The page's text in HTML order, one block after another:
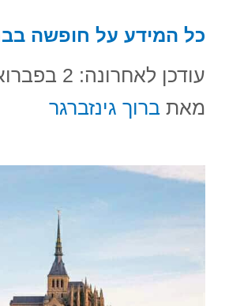
כל המידע על חופשה
עודכן לאחרונה: 2 בפברואר 2024
מאת ברוך גינזברגר